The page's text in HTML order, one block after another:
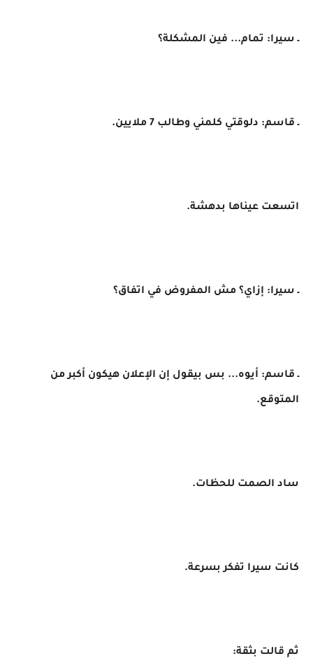
ـ سيرا: تمام... فين المشكلة؟
ـ قاسم: دلوقتي كلمني وطالب 7 ملايين.
اتسعت عيناها بدهشة.
ـ سيرا: إزاي؟ مش المفروض في اتفاق؟
ـ قاسم: أيوه... بس بيقول إن الإعلان هيكون أكبر من
المتوقع.
ساد الصمت للحظات.
كانت سيرا تفكر بسرعة.
ثم قالت بثقة: